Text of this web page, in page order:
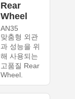
Rear
Wheel
AN35
맞춤형 외관
과 성능을 위
해 사용되는
고품질 Rear
Wheel.